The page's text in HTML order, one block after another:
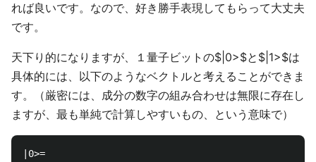
れば良いです。なので、好き勝手表現してもらって大丈夫
です。
天下り的になりますが、１量子ビットの$|0>$と$|1>$は
具体的には、以下のようなベクトルと考えることができま
す。（厳密には、成分の数字の組み合わせは無限に存在し
ますが、最も単純で計算しやすいもの、という意味で）
|0>=